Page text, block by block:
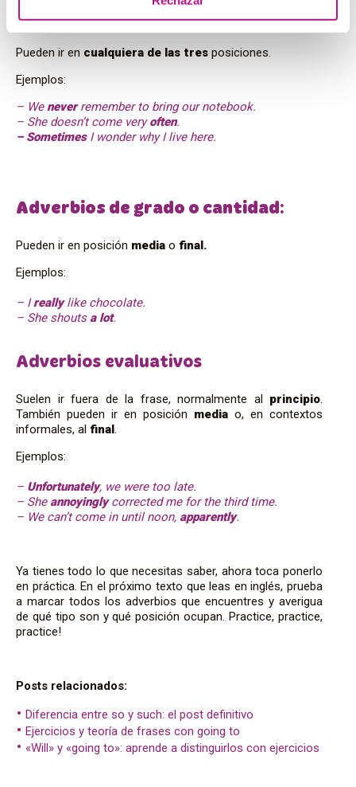
Adverbios defrecuencia
Pueden ir en cualquiera de las tres posiciones.
Ejemplos:
– Weneverremember to bring our notebook.
– She doesn’t come veryoften.
– Sometimes I wonder why I live here.
Adverbios de grado o cantidad:
Pueden ir en posición media o final.
Ejemplos:
– Ireallylike chocolate.
– She shoutsa lot.
Adverbios evaluativos
Suelen ir fuera de la frase, normalmente al principio.
También pueden ir en posición media o, en contextos
informales, al final.
Ejemplos:
– Unfortunately, we were too late.
– Sheannoyinglycorrected me for the third time.
– We can’t come in until noon, apparently.
Ya tienes todo lo que necesitas saber, ahora toca ponerlo
en práctica. En el próximo texto que leas en inglés, prueba
a marcar todos los adverbios que encuentres y averigua
de qué tipo son y qué posición ocupan. Practice, practice,
practice!
Posts relacionados:
Diferencia entre so y such: el post definitivo
Ejercicios y teoría de frases con going to
«Will» y «going to»: aprende a distinguirlos con ejercicios